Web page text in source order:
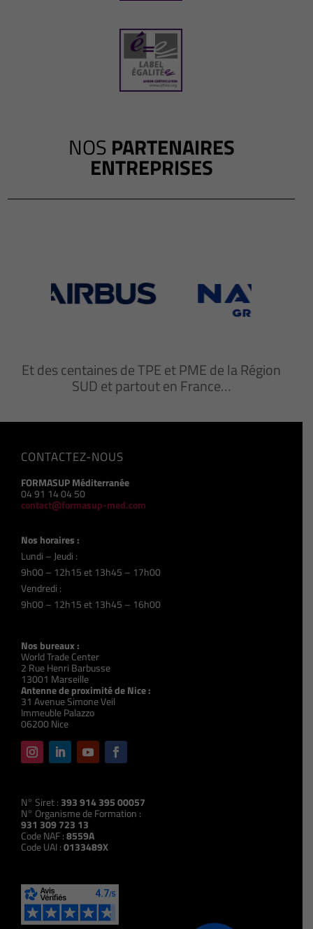
NOS PARTENAIRES
ENTREPRISES
Et des centaines de TPE et PME de la Région
SUD et partout en France…
CONTACTEZ-NOUS
FORMASUP Méditerranée
04 91 14 04 50
contact@formasup-med.com
Nos horaires :
Lundi – Jeudi :
9h00 – 12h15 et 13h45 – 17h00
Vendredi :
9h00 – 12h15 et 13h45 – 16h00
Nos bureaux :
World Trade Center
2 Rue Henri Barbusse
13001 Marseille
Antenne de proximité de Nice :
31 Avenue Simone Veil
Immeuble Palazzo
06200 Nice
N° Siret : 393 914 395 00057
N° Organisme de Formation :
931 309 723 13
Code NAF :8559A
Code UAI :0133489X